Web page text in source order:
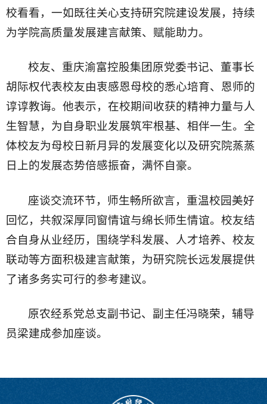
校看看，一如既往关心支持研究院建设发展，持续
为学院高质量发展建言献策、赋能助力。
校友、重庆渝富控股集团原党委书记、董事长
胡际权代表校友由衷感恩母校的悉心培育、恩师的
谆谆教诲。他表示，在校期间收获的精神力量与人
生智慧，为自身职业发展筑牢根基、相伴一生。全
体校友为母校日新月异的发展变化以及研究院蒸蒸
日上的发展态势倍感振奋，满怀自豪。
座谈交流环节，师生畅所欲言，重温校园美好
回忆，共叙深厚同窗情谊与绵长师生情谊。校友结
合自身从业经历，围绕学科发展、人才培养、校友
联动等方面积极建言献策，为研究院长远发展提供
了诸多务实可行的参考建议。
原农经系党总支副书记、副主任冯晓荣，辅导
员梁建成参加座谈。